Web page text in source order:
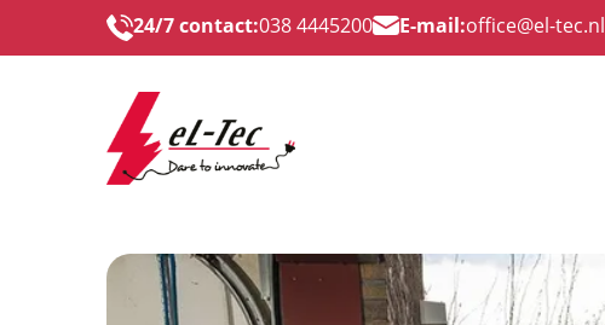
24/7 contact:038 4445200 E-mail:office@el-tec.nl